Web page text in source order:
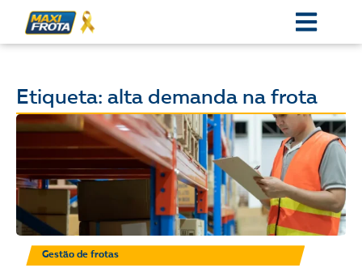
Etiqueta: alta demanda na frota
Gestão de frotas